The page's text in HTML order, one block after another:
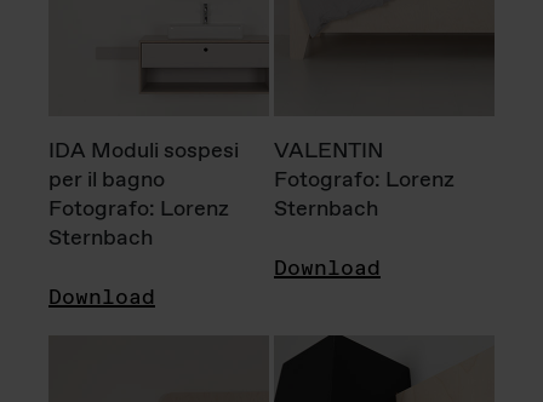
IDA Moduli sospesi
per il bagno
Fotografo: Lorenz
Sternbach
Download
VALENTIN
Fotografo: Lorenz
Sternbach
Download